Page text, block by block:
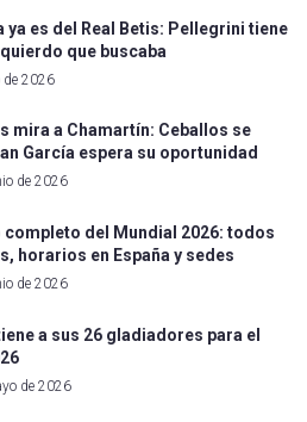
ya es del Real Betis: Pellegrini tiene
que buscaba
de 2026
mira a Chamartín: Ceballos se
García espera su oportunidad
de 2026
completo del Mundial 2026: todos
horarios en España y sedes
de 2026
a sus 26 gladiadores para el
de 2026